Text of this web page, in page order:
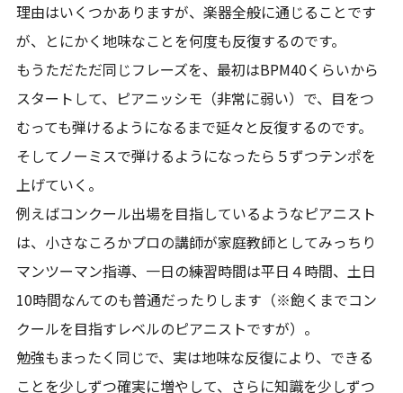
理由はいくつかありますが、楽器全般に通じることです
が、とにかく地味なことを何度も反復するのです。
もうただただ同じフレーズを、最初はBPM40くらいから
スタートして、ピアニッシモ（非常に弱い）で、目をつ
むっても弾けるようになるまで延々と反復するのです。
そしてノーミスで弾けるようになったら５ずつテンポを
上げていく。
例えばコンクール出場を目指しているようなピアニスト
は、小さなころかプロの講師が家庭教師としてみっちり
マンツーマン指導、一日の練習時間は平日４時間、土日
10時間なんてのも普通だったりします（※飽くまでコン
クールを目指すレベルのピアニストですが）。
勉強もまったく同じで、実は地味な反復により、できる
ことを少しずつ確実に増やして、さらに知識を少しずつ